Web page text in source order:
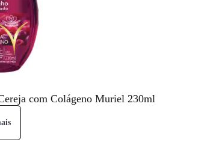
com Colágeno Muriel 230ml